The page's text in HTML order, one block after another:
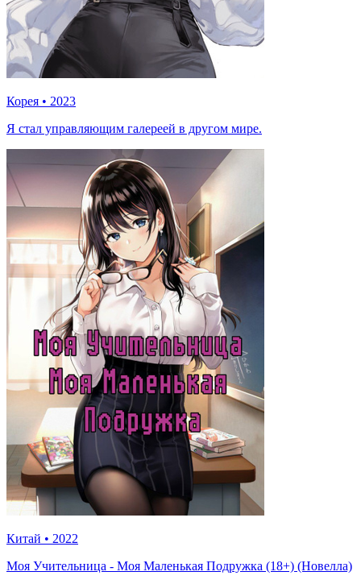
Корея • 2023
Я стал управляющим галереей в другом мире.
Китай • 2022
Моя Учительница - Моя Маленькая Подружка (18+) (Новелла)